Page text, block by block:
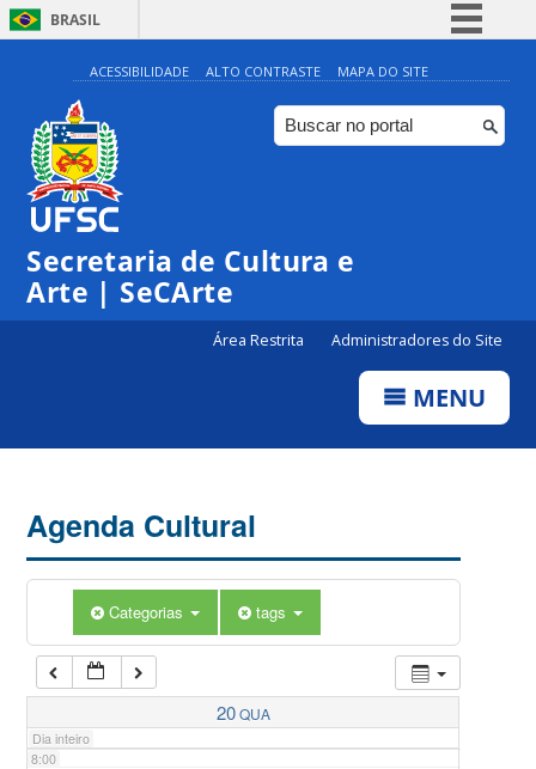
BRASIL
Simplifique!
Comunica BR
Participe
ACESSIBILIDADE ALTO CONTRASTE MAPA DO SITE
Secretaria de Cultura e
Arte | SeCArte
Área Restrita Administradores do Site
MENU
Agenda Cultural
Categorias tags
20QUA
Dia inteiro
0:00
1:00
5:00
7:00
8:00